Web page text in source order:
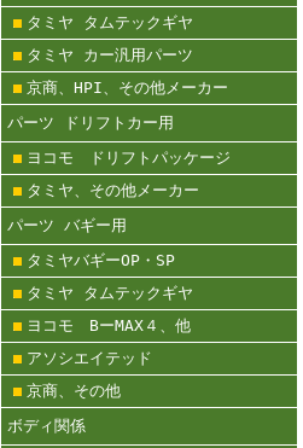
タミヤ タムテックギヤ
タミヤ カー汎用パーツ
京商、HPI、その他メーカー
パーツ ドリフトカー用
ヨコモ ドリフトパッケージ
タミヤ、その他メーカー
パーツ バギー用
タミヤバギーOP・SP
タミヤ タムテックギヤ
ヨコモ BーMAX４、他
アソシエイテッド
京商、その他
ボディ関係